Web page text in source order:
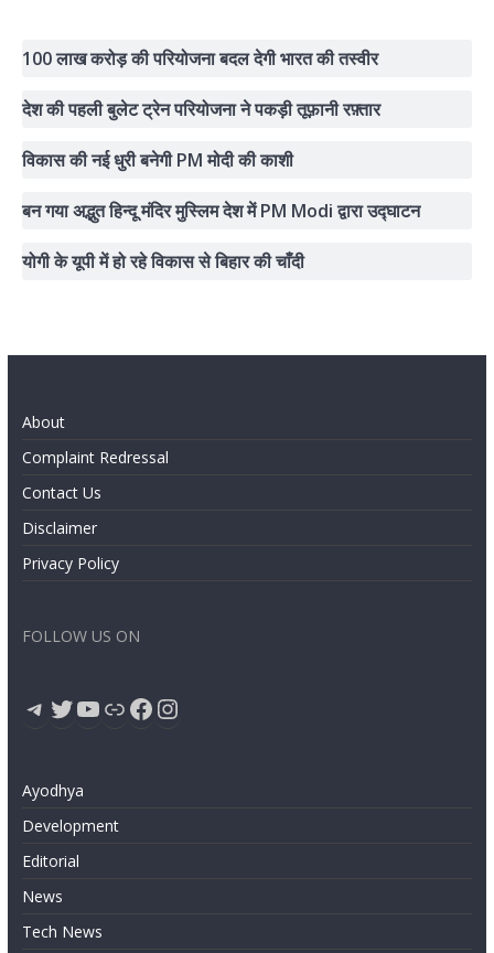
100 लाख करोड़ की परियोजना बदल देगी भारत की तस्वीर
देश की पहली बुलेट ट्रेन परियोजना ने पकड़ी तूफ़ानी रफ़्तार
विकास की नई धुरी बनेगी PM मोदी की काशी
बन गया अद्भुत हिन्दू मंदिर मुस्लिम देश में PM Modi द्वारा उद्घाटन
योगी के यूपी में हो रहे विकास से बिहार की चाँदी
About
Complaint Redressal
Contact Us
Disclaimer
Privacy Policy
FOLLOW US ON
Telegram
Twitter
YouTube
LinkFacebook
Instagram
Ayodhya
Development
Editorial
News
Tech News